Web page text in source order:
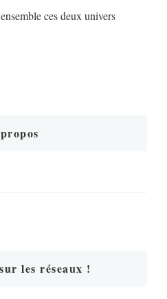
ces deux univers
les réseaux !